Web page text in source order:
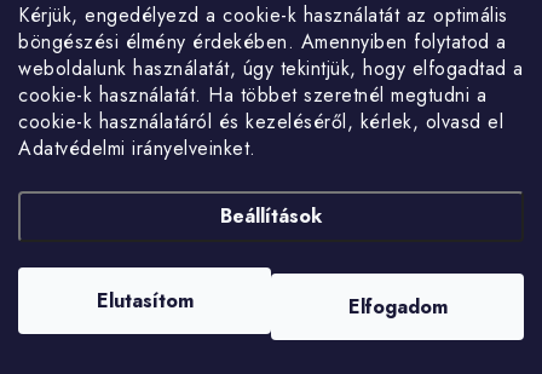
Kérjük, engedélyezd a cookie-k használatát az optimális
böngészési élmény érdekében. Amennyiben folytatod a
weboldalunk használatát, úgy tekintjük, hogy elfogadtad a
cookie-k használatát. Ha többet szeretnél megtudni a
cookie-k használatáról és kezeléséről, kérlek, olvasd el
Adatvédelmi irányelveinket.
Beállítások
Elutasítom Elfogadom
Hogyan vásárolj?Általános szerződési feltételekBlog
Visszatérítés és termékvisszaküldés
Shoptet készítette
Copyright 2026 . Minden jog fenntartva.